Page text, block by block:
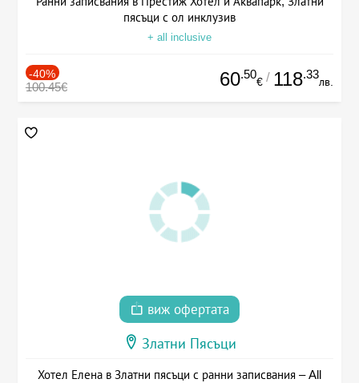
пясъци с ол инклузив
+ all inclusive
-40%
100.45€ 60.50
€ / 118.33
лв.
виж офертата
Златни Пясъци
Хотел Елена в Златни пясъци с ранни записвания – All